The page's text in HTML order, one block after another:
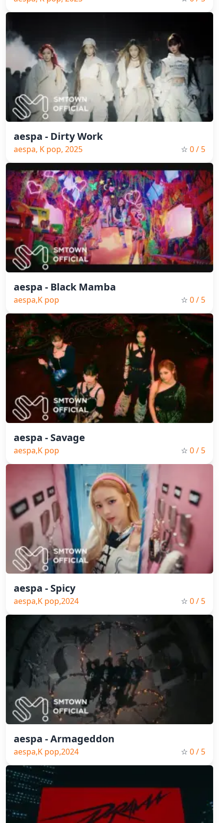
aespa - Dirty Work
aespa, K pop, 2025 ☆ 0/ 5
aespa - Black Mamba
aespa,K pop ☆ 0/ 5
aespa - Savage
aespa,K pop ☆ 0/ 5
aespa - Spicy
aespa,K pop,2024 ☆ 0/ 5
aespa - Armageddon
aespa,K pop,2024 ☆ 0/ 5